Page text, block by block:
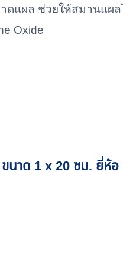
ดแผล ช่วยให้สมานแผล
Oxide
นาด 1 x 20 ซม. ยี่ห้